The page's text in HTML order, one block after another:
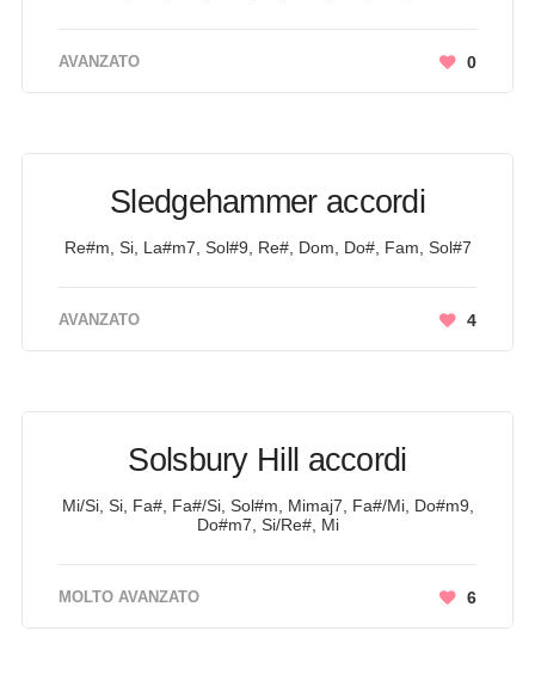
AVANZATO 0
Sledgehammer accordi
Re#m, Si, La#m7, Sol#9, Re#, Dom, Do#, Fam, Sol#7
AVANZATO 4
Solsbury Hill accordi
Mi/Si, Si, Fa#, Fa#/Si, Sol#m, Mimaj7, Fa#/Mi, Do#m9,
Do#m7, Si/Re#, Mi
MOLTO AVANZATO 6